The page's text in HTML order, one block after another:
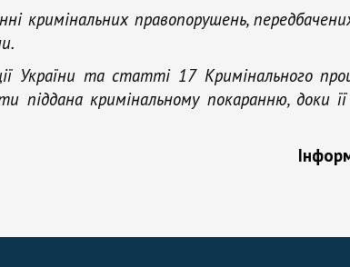
кримінальних правопорушень,
України та статті 17 Кримінального
піддана кримінальному покаранню, доки